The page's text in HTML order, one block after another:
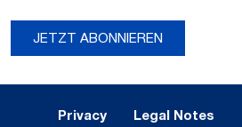
JETZT ABONNIEREN
Privacy Legal Notes